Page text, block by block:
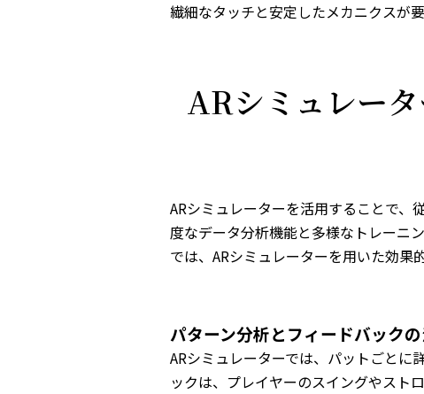
繊細なタッチと安定したメカニクスが
ARシミュレー
ARシミュレーターを活用することで、
度なデータ分析機能と多様なトレーニ
では、ARシミュレーターを用いた効果
パターン分析とフィードバック
ARシミュレーターでは、パットごとに
ックは、プレイヤーのスイングやスト